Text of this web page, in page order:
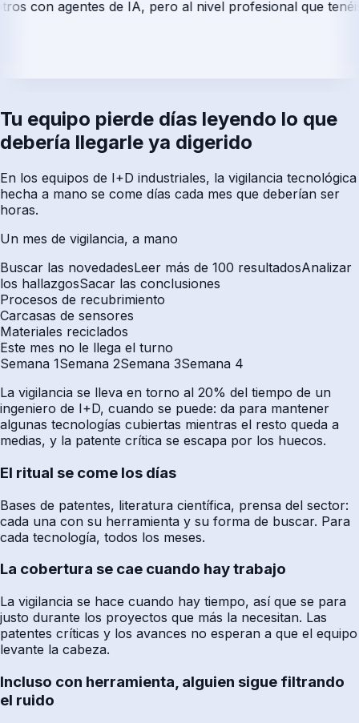
agentes de IA, pero al nivel profesional que tenéis
Tu equipo pierde días leyendo lo que
debería llegarle ya digerido
En los equipos de I+D industriales, la vigilancia tecnológica
hecha a mano se come días cada mes que deberían ser
horas.
Un mes de vigilancia, a mano
Buscar las novedadesLeer más de 100 resultadosAnalizar
los hallazgosSacar las conclusiones
Procesos de recubrimiento
Carcasas de sensores
Materiales reciclados
Este mes no le llega el turno
Semana 1Semana 2Semana 3Semana 4
La vigilancia se lleva en torno al 20% del tiempo de un
ingeniero de I+D, cuando se puede: da para mantener
algunas tecnologías cubiertas mientras el resto queda a
medias, y la patente crítica se escapa por los huecos.
El ritual se come los días
Bases de patentes, literatura científica, prensa del sector:
cada una con su herramienta y su forma de buscar. Para
cada tecnología, todos los meses.
La cobertura se cae cuando hay trabajo
La vigilancia se hace cuando hay tiempo, así que se para
justo durante los proyectos que más la necesitan. Las
patentes críticas y los avances no esperan a que el equipo
levante la cabeza.
Incluso con herramienta, alguien sigue filtrando
el ruido